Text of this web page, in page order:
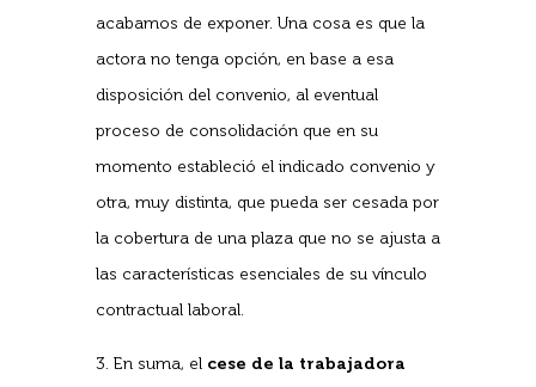
acabamos de exponer. Una cosa es que la
actora no tenga opción, en base a esa
disposición del convenio, al eventual
proceso de consolidación que en su
momento estableció el indicado convenio y
otra, muy distinta, que pueda ser cesada por
la cobertura de una plaza que no se ajusta a
las características esenciales de su vínculo
contractual laboral.
3. En suma, el cese de la trabajadora